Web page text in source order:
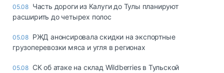
05.08 Часть дороги из Калуги до Тулы планируют
расширить до четырех полос
05.08 РЖД анонсировала скидки на экспортные
грузоперевозки мяса и угля в регионах
05.08 СК об атаке на склад Wildberries в Тульской